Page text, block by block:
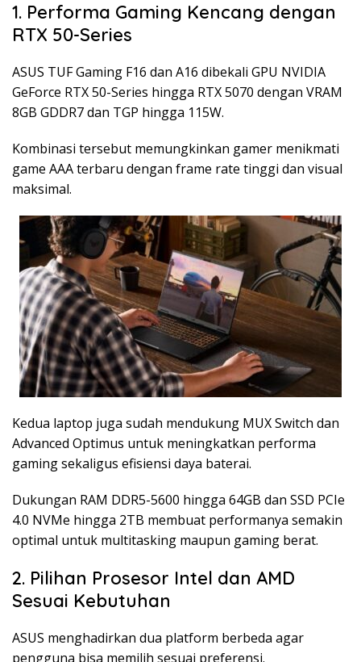
1. Performa Gaming Kencang dengan
RTX 50-Series
ASUS TUF Gaming F16 dan A16 dibekali GPU NVIDIA
GeForce RTX 50-Series hingga RTX 5070 dengan VRAM
8GB GDDR7 dan TGP hingga 115W.
Kombinasi tersebut memungkinkan gamer menikmati
game AAA terbaru dengan frame rate tinggi dan visual
maksimal.
Kedua laptop juga sudah mendukung MUX Switch dan
Advanced Optimus untuk meningkatkan performa
gaming sekaligus efisiensi daya baterai.
Dukungan RAM DDR5-5600 hingga 64GB dan SSD PCIe
4.0 NVMe hingga 2TB membuat performanya semakin
optimal untuk multitasking maupun gaming berat.
2. Pilihan Prosesor Intel dan AMD
Sesuai Kebutuhan
ASUS menghadirkan dua platform berbeda agar
pengguna bisa memilih sesuai preferensi.